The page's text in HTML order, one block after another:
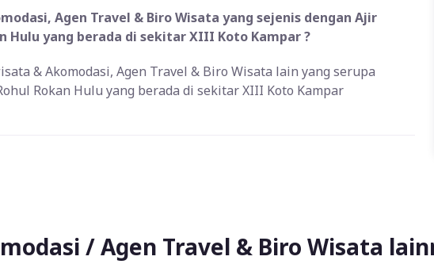
Agen Travel & Biro Wisata yang sejenis dengan Ajir
Hulu yang berada di sekitar XIII Koto Kampar ?
& Akomodasi, Agen Travel & Biro Wisata lain yang serupa
Rokan Hulu yang berada di sekitar XIII Koto Kampar
/ Agen Travel & Biro Wisata